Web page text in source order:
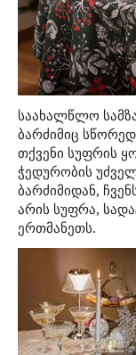
საახალწლო
ბარძიმიც
თქვენი სუფრის
ჭედურობის
ბარძიმიდან,
არის სუფრა,
ერთმანეთს.